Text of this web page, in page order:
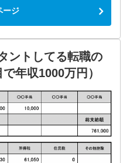
ージ
ントしてる転職の
年収1000万円）